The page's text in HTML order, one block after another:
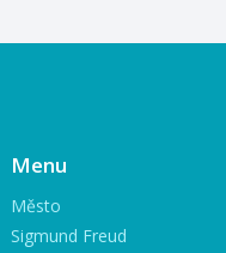
Menu
Město
Sigmund Freud